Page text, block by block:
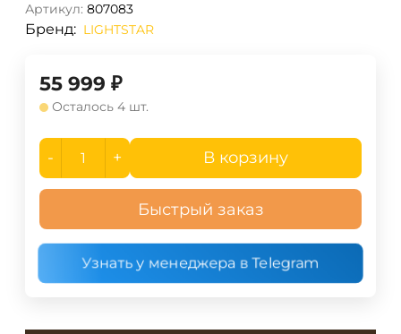
Артикул: 807083
Бренд: LIGHTSTAR
55 999 ₽
Осталось 4 шт.
- + В корзину
Быстрый заказ
Узнать у менеджера в Telegram